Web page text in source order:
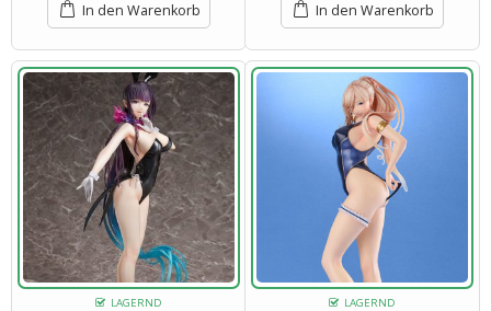
In den Warenkorb In den Warenkorb
LAGERND LAGERND